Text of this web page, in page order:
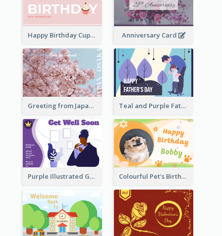
Happy Birthday Cupcake Card Anniversary Card
Greeting from Japan Card Teal and Purple Father's Day Celebration Card
Purple Illustrated Getting Well Soon Card With Messages Colourful Pet's Birthday Card With Decorations